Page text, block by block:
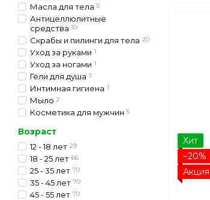
Хит
−20%
Акция
Масла для тела 5
Антицеллюлитные
средства 10
Скрабы и пилинги для тела 20
Уход за руками 1
Уход за ногами 1
Гели для душа 3
Интимная гигиена 1
Мыло 2
Косметика для мужчин 5
Возраст
12 - 18 лет 29
18 - 25 лет 66
25 - 35 лет 70
35 - 45 лет 70
45 - 55 лет 70